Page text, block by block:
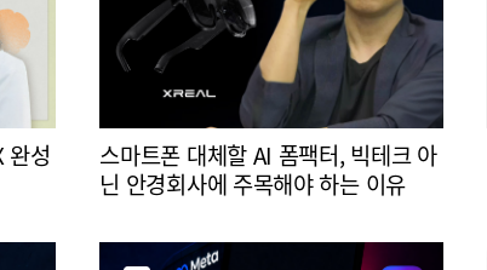
완성
스마트폰 대체할 AI 폼팩터, 빅테크 아
닌 안경회사에 주목해야 하는 이유